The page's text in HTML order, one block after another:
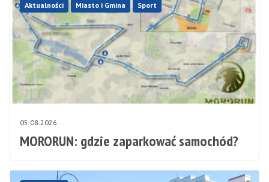
Aktualności Miasto i Gmina Sport
05.08.2026
MORORUN: gdzie zaparkować samochód?